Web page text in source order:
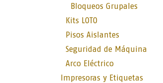
Bloqueos Grupales
Kits LOTO
Pisos Aislantes
Seguridad de Máquina
Arco Eléctrico
Impresoras y Etiquetas